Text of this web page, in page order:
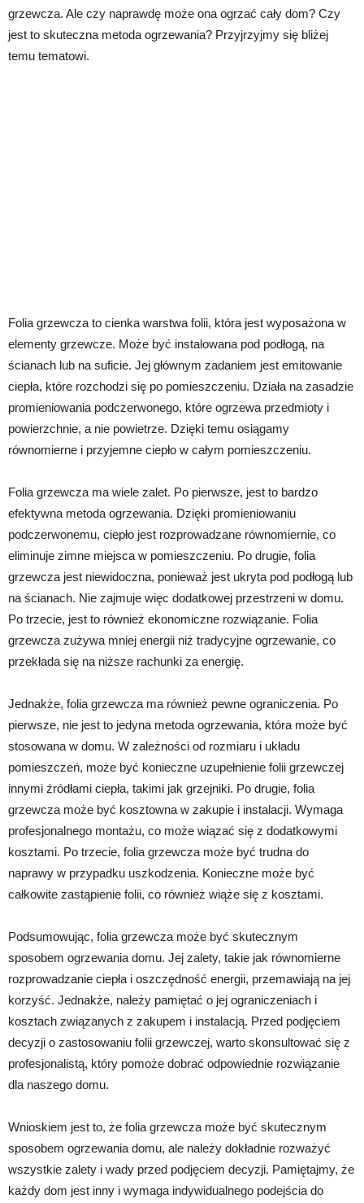
grzewcza. Ale czy naprawdę może ona ogrzać cały dom? Czy
jest to skuteczna metoda ogrzewania? Przyjrzyjmy się bliżej
temu tematowi.
Folia grzewcza to cienka warstwa folii, która jest wyposażona w
elementy grzewcze. Może być instalowana pod podłogą, na
ścianach lub na suficie. Jej głównym zadaniem jest emitowanie
ciepła, które rozchodzi się po pomieszczeniu. Działa na zasadzie
promieniowania podczerwonego, które ogrzewa przedmioty i
powierzchnie, a nie powietrze. Dzięki temu osiągamy
równomierne i przyjemne ciepło w całym pomieszczeniu.
Folia grzewcza ma wiele zalet. Po pierwsze, jest to bardzo
efektywna metoda ogrzewania. Dzięki promieniowaniu
podczerwonemu, ciepło jest rozprowadzane równomiernie, co
eliminuje zimne miejsca w pomieszczeniu. Po drugie, folia
grzewcza jest niewidoczna, ponieważ jest ukryta pod podłogą lub
na ścianach. Nie zajmuje więc dodatkowej przestrzeni w domu.
Po trzecie, jest to również ekonomiczne rozwiązanie. Folia
grzewcza zużywa mniej energii niż tradycyjne ogrzewanie, co
przekłada się na niższe rachunki za energię.
Jednakże, folia grzewcza ma również pewne ograniczenia. Po
pierwsze, nie jest to jedyna metoda ogrzewania, która może być
stosowana w domu. W zależności od rozmiaru i układu
pomieszczeń, może być konieczne uzupełnienie folii grzewczej
innymi źródłami ciepła, takimi jak grzejniki. Po drugie, folia
grzewcza może być kosztowna w zakupie i instalacji. Wymaga
profesjonalnego montażu, co może wiązać się z dodatkowymi
kosztami. Po trzecie, folia grzewcza może być trudna do
naprawy w przypadku uszkodzenia. Konieczne może być
całkowite zastąpienie folii, co również wiąże się z kosztami.
Podsumowując, folia grzewcza może być skutecznym
sposobem ogrzewania domu. Jej zalety, takie jak równomierne
rozprowadzanie ciepła i oszczędność energii, przemawiają na jej
korzyść. Jednakże, należy pamiętać o jej ograniczeniach i
kosztach związanych z zakupem i instalacją. Przed podjęciem
decyzji o zastosowaniu folii grzewczej, warto skonsultować się z
profesjonalistą, który pomoże dobrać odpowiednie rozwiązanie
dla naszego domu.
Wnioskiem jest to, że folia grzewcza może być skutecznym
sposobem ogrzewania domu, ale należy dokładnie rozważyć
wszystkie zalety i wady przed podjęciem decyzji. Pamiętajmy, że
każdy dom jest inny i wymaga indywidualnego podejścia do